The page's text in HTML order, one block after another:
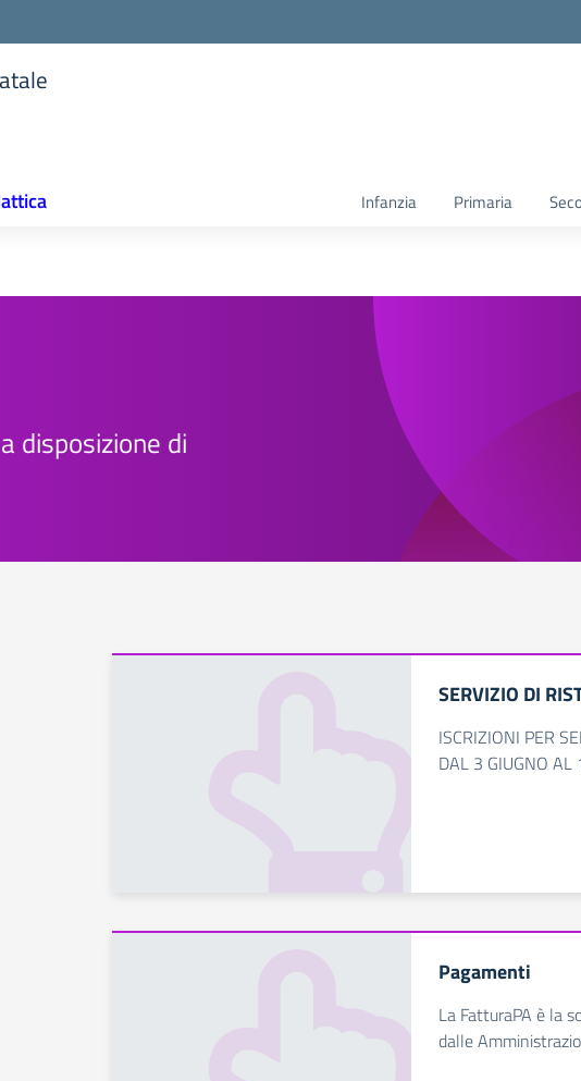
Infanzia Primaria
disposizione di
SERVIZIO DI
ISCRIZIONI PER
DAL 3 GIUGNO
Pagamenti
La FatturaPA è la
dalle